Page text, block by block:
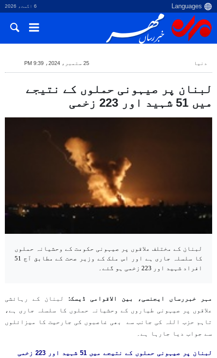
6 اگست، 2026
دنیا 25 ستمبر، 2024، 9:39 PM
لبنان پر صیہونی حملوں کے نتیجے
میں 51 شہید اور 223 زخمی
لبنان کے مختلف علاقوں پر صیہونی حکومت کے وحشیانہ حملوں
کا سلسلہ جاری ہے اور اس ملک کے وزیر صحت کے مطابق آج 51
افراد شہید اور 223 زخمی ہو گئے۔
مہر خبررساں ایجنسی، بین الاقوامی ڈیسک: لبنان کے رہائشی
علاقوں پر صیہونی طیاروں کے وحشیانہ حملوں کا سلسلہ جاری ہے،
تاہم حزب اللہ کی جانب سے بھی غاصبوں کی جارحیت کا میزائلوں
سے جواب دیا جارہا ہے۔
لبنان پر صیہونی حملوں کے نتیجے میں 51 شہید اور 223 زخمی